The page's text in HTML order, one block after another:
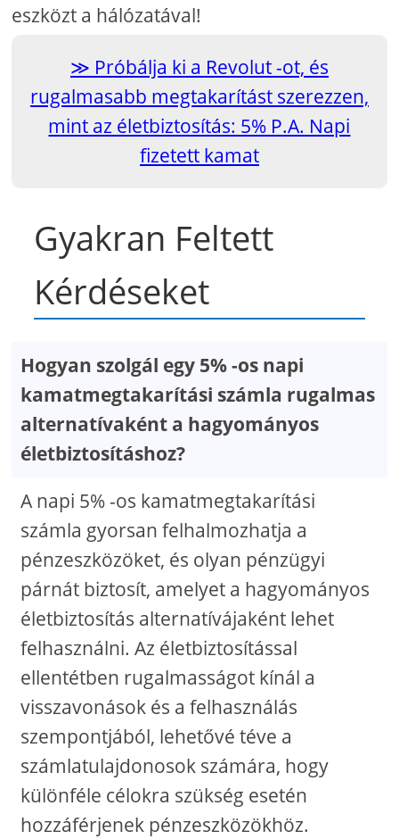
eszközt a hálózatával!
Próbálja ki a Revolut -ot, és
rugalmasabb megtakarítást szerezzen,
mint az életbiztosítás: 5% P.A. Napi
fizetett kamat
Gyakran Feltett
Kérdéseket
Hogyan szolgál egy 5% -os napi
kamatmegtakarítási számla rugalmas
alternatívaként a hagyományos
életbiztosításhoz?
A napi 5% -os kamatmegtakarítási
számla gyorsan felhalmozhatja a
pénzeszközöket, és olyan pénzügyi
párnát biztosít, amelyet a hagyományos
életbiztosítás alternatívájaként lehet
felhasználni. Az életbiztosítással
ellentétben rugalmasságot kínál a
visszavonások és a felhasználás
szempontjából, lehetővé téve a
számlatulajdonosok számára, hogy
különféle célokra szükség esetén
hozzáférjenek pénzeszközökhöz.